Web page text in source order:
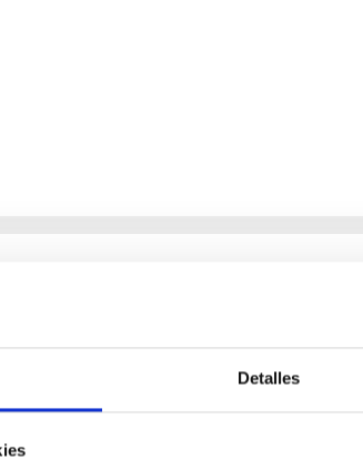
Detalles
pensado alguna vez en la luz? ¿Qué es lo
imaginación ¿Te atreves a medirla?
con una constante universal: c (la velocidad